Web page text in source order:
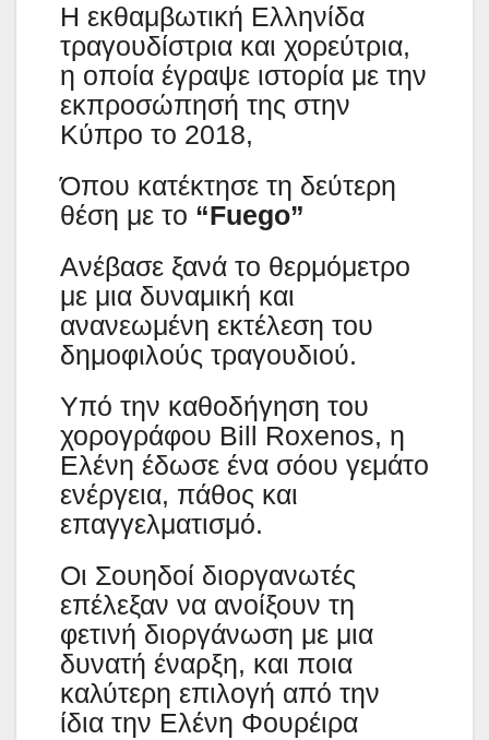
Η εκθαμβωτική Ελληνίδα
τραγουδίστρια και χορεύτρια,
η οποία έγραψε ιστορία με την
εκπροσώπησή της στην
Κύπρο το 2018,
Όπου κατέκτησε τη δεύτερη
θέση με το “Fuego”
Ανέβασε ξανά το θερμόμετρο
με μια δυναμική και
ανανεωμένη εκτέλεση του
δημοφιλούς τραγουδιού.
Υπό την καθοδήγηση του
χορογράφου Bill Roxenos, η
Ελένη έδωσε ένα σόου γεμάτο
ενέργεια, πάθος και
επαγγελματισμό.
Οι Σουηδοί διοργανωτές
επέλεξαν να ανοίξουν τη
φετινή διοργάνωση με μια
δυνατή έναρξη, και ποια
καλύτερη επιλογή από την
ίδια την Ελένη Φουρέιρα